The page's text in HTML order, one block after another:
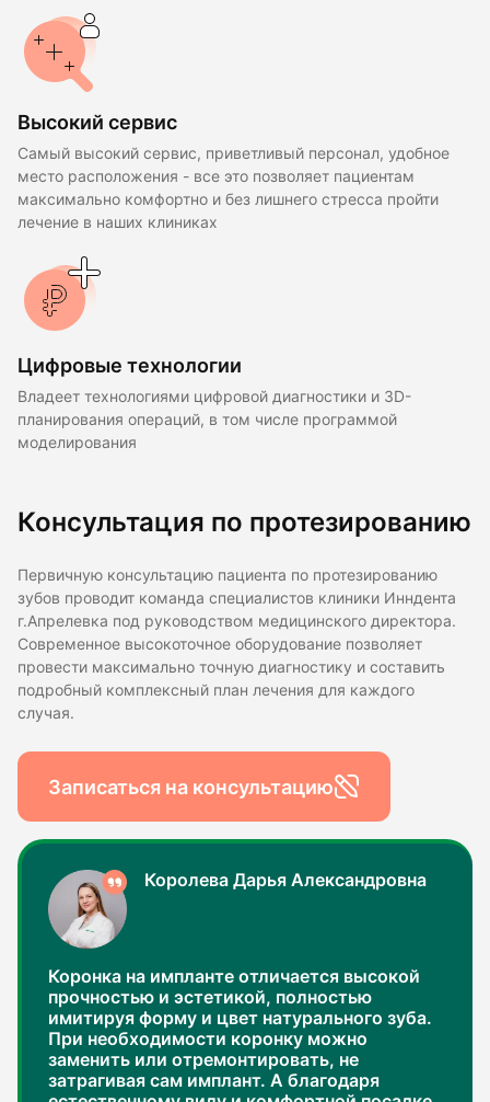
Высокий сервис
Самый высокий сервис, приветливый персонал, удобное
место расположения - все это позволяет пациентам
максимально комфортно и без лишнего стресса пройти
лечение в наших клиниках
Цифровые технологии
Владеет технологиями цифровой диагностики и 3D-
планирования операций, в том числе программой
моделирования
Консультация по протезированию
Первичную консультацию пациента по протезированию
зубов проводит команда специалистов клиники Инндента
г.Апрелевка под руководством медицинского директора.
Современное высокоточное оборудование позволяет
провести максимально точную диагностику и составить
подробный комплексный план лечения для каждого
случая.
Записаться на консультацию
Королева Дарья Александровна
Коронка на импланте отличается высокой
прочностью и эстетикой, полностью
имитируя форму и цвет натурального зуба.
При необходимости коронку можно
заменить или отремонтировать, не
затрагивая сам имплант. А благодаря